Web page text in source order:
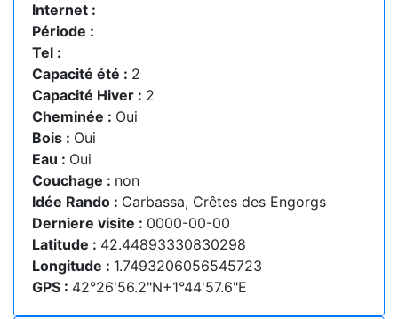
Internet :
Période :
Tel :
Capacité été : 2
Capacité Hiver : 2
Cheminée : Oui
Bois : Oui
Eau : Oui
Couchage : non
Idée Rando : Carbassa, Crêtes des Engorgs
Derniere visite : 0000-00-00
Latitude : 42.44893330830298
Longitude : 1.7493206056545723
GPS : 42°26'56.2"N+1°44'57.6"E